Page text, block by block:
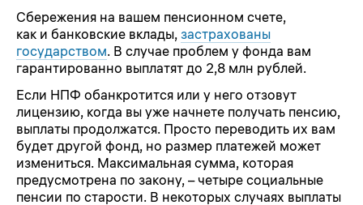
Сбережения на вашем пенсионном счете,
как и банковские вклады, застрахованы
государством. В случае проблем у фонда вам
гарантированно выплатят до 2,8 млн рублей.
Если НПФ обанкротится или у него отзовут
лицензию, когда вы уже начнете получать пенсию,
выплаты продолжатся. Просто переводить их вам
будет другой фонд, но размер платежей может
измениться. Максимальная сумма, которая
предусмотрена по закону, – четыре социальные
пенсии по старости. В некоторых случаях выплаты